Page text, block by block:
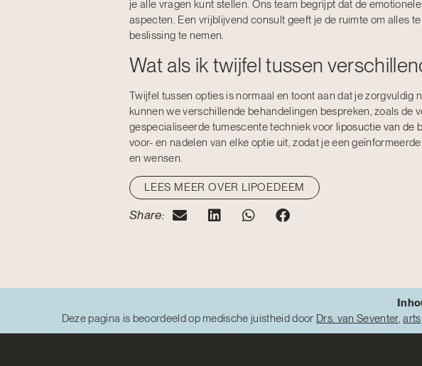
je alle vragen kunt stellen. Ons team begrijpt dat de
aspecten. Een vrijblijvend consult geeft je de ruimte om alles
beslissing te nemen.
Wat als ik twijfel tussen
Twijfel tussen opties is normaal en toont aan dat je zorgvuldig
kunnen we verschillende behandelingen bespreken, zoals de
gespecialiseerde tumescente techniek voor liposuctie van de
voor- en nadelen van elke optie uit, zodat je een
en wensen.
LEES MEER OVER LIPOEDEEM
Share:
Deze pagina is beoordeeld op medische juistheid door Drs. van Seventer,arts